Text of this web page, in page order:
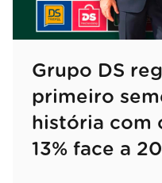
Grupo DS
primeiro
história com
13% face a